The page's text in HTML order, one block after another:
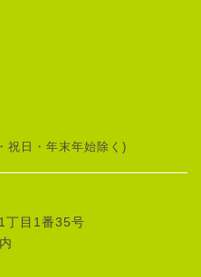
祝日・年末年始除く)
丁目1番35号